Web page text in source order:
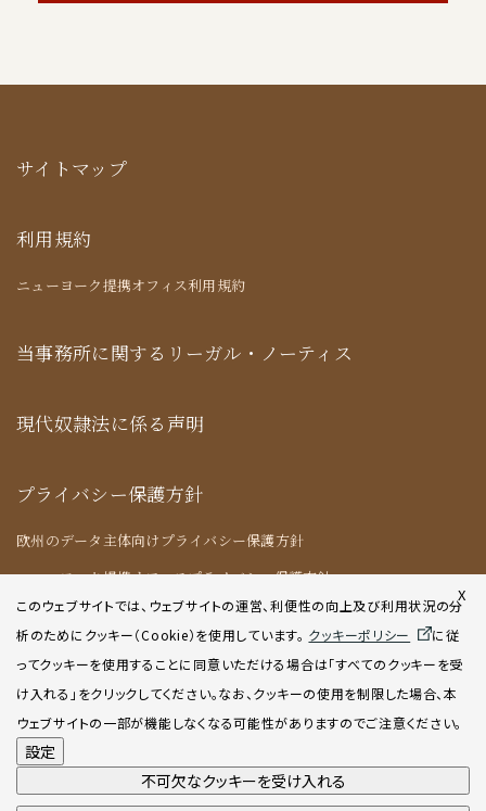
サイトマップ
利用規約
ニューヨーク提携オフィス利用規約
当事務所に関するリーガル・ノーティス
現代奴隷法に係る声明
プライバシー保護方針
欧州のデータ主体向けプライバシー保護方針
ニューヨーク提携オフィスプライバシー保護方針
クッキーポリシー
AIポリシー
X
このウェブサイトでは、ウェブサイトの運営、利便性の向上及び利用状況の分
析のためにクッキー（Cookie）を使用しています。 クッキーポリシー
に従
ってクッキーを使用することに同意いただける場合は「すべてのクッキーを受
け入れる」をクリックしてください。なお、クッキーの使用を制限した場合、本
ウェブサイトの一部が機能しなくなる可能性がありますのでご注意ください。
設定
不可欠なクッキーを受け入れる